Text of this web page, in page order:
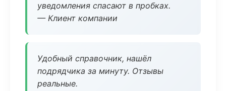
уведомления спасают в пробках.
— Клиент компании
Удобный справочник, нашёл
подрядчика за минуту. Отзывы
реальные.